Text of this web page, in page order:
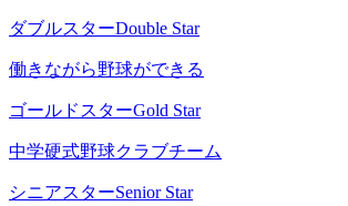
ダブルスターDouble Star
働きながら野球ができる
ゴールドスターGold Star
中学硬式野球クラブチーム
シニアスターSenior Star